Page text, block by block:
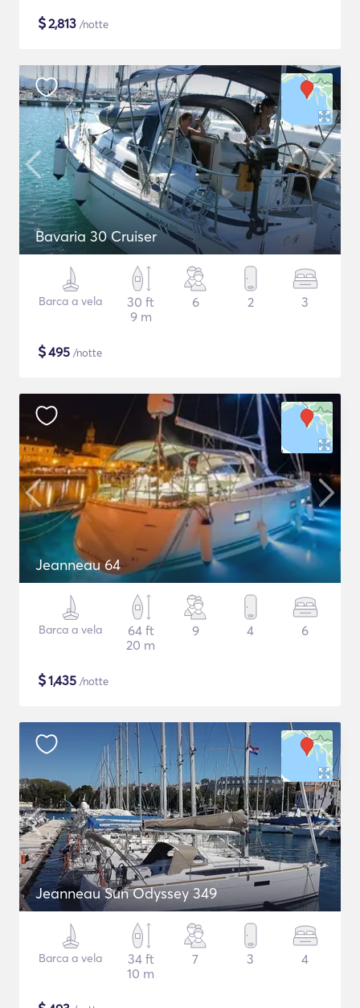
$2,813 /notte
Bavaria 30 Cruiser
Barca a vela
30 ft
9 m
6 2 3
$495 /notte
Jeanneau 64
Barca a vela
64 ft
20 m
9 4 6
$1,435 /notte
Jeanneau Sun Odyssey 349
Barca a vela
34 ft
10 m
7 3 4